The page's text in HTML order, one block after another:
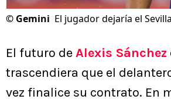
© Gemini El jugador dejaría el
El futuro deAlexis Sánchez
trascendiera que el
vez finalice su contrato. En